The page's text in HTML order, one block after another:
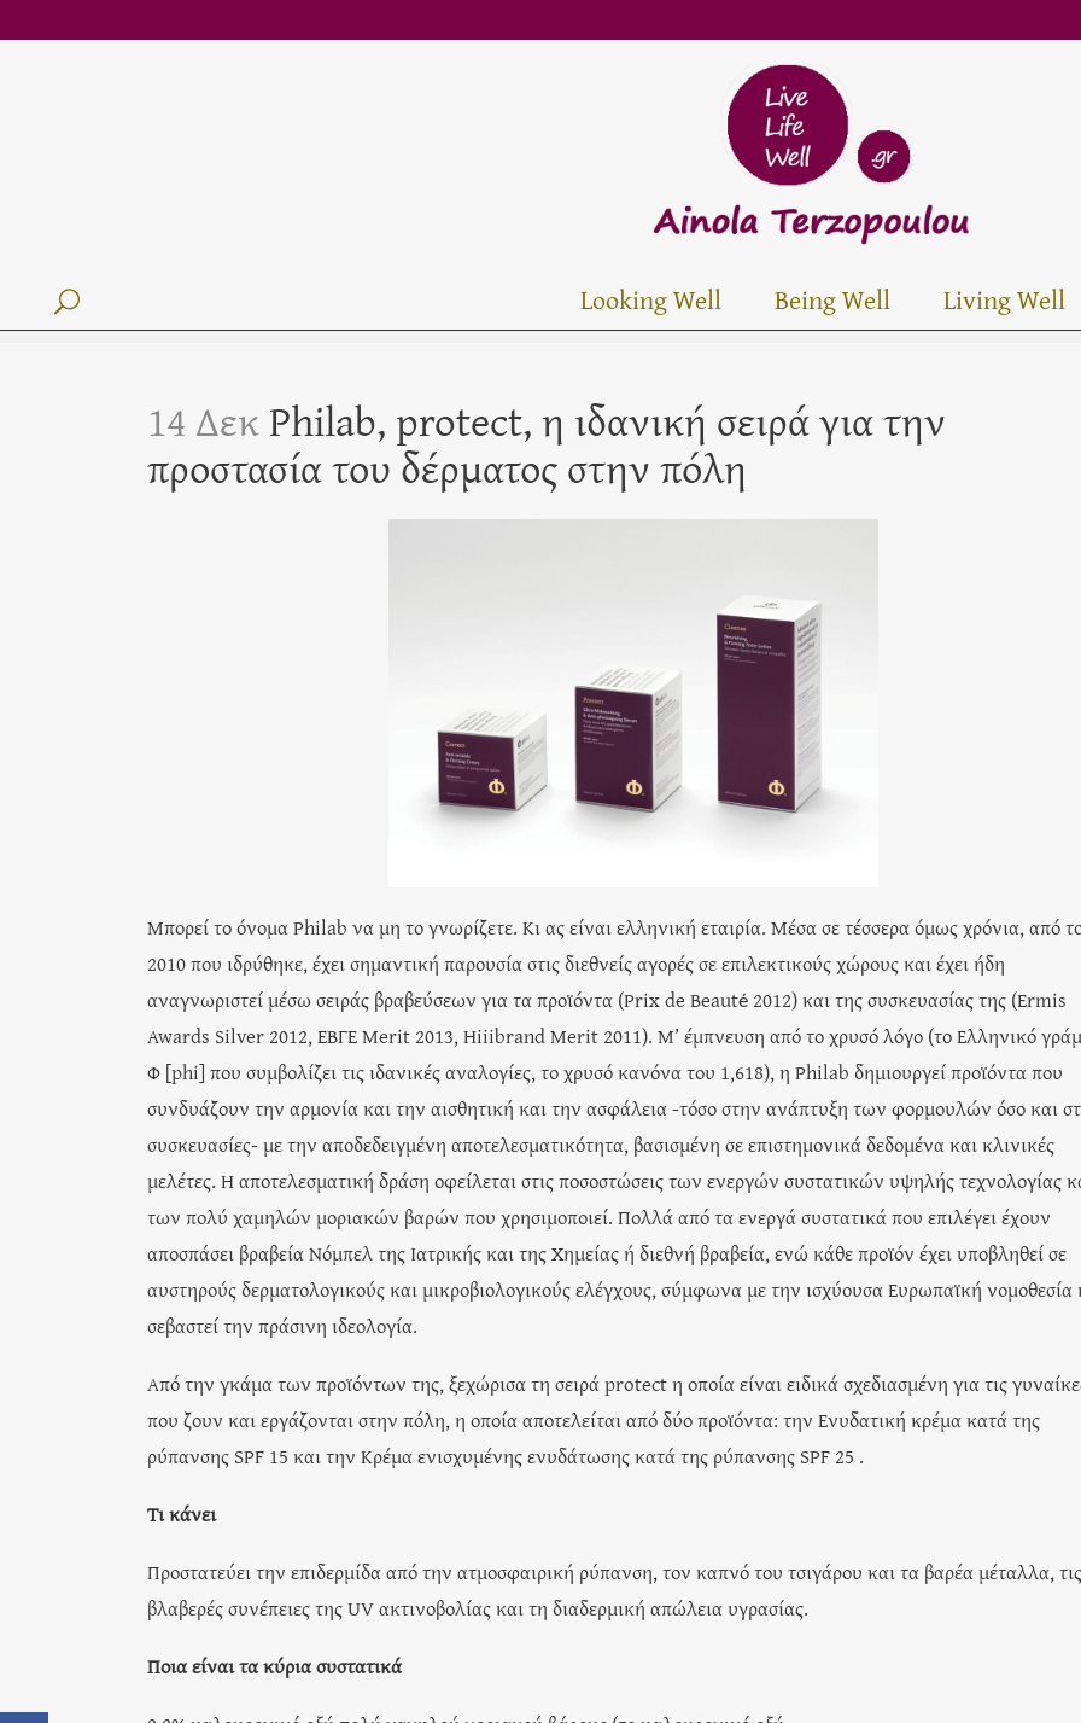
Looking Well Being Well Living Well
14 ΔεκPhilab, protect, η ιδανική σειρά για την
προστασία του δέρματος στην πόλη
Μπορεί το όνομα Philab να μη το γνωρίζετε. Κι ας είναι ελληνική εταιρία. Μέσα σε τέσσερα όμως χρόνια, από
2010 που ιδρύθηκε, έχει σημαντική παρουσία στις διεθνείς αγορές σε επιλεκτικούς χώρους και έχει ήδη
αναγνωριστεί μέσω σειράς βραβεύσεων για τα προϊόντα (Prix de Beauté 2012) και της συσκευασίας της (Ermis
Awards Silver 2012, EΒΓΕ Merit 2013, Hiiibrand Merit 2011). Μ’ έμπνευση από το χρυσό λόγο (το Ελληνικό
Φ [phi] που συμβολίζει τις ιδανικές αναλογίες, το χρυσό κανόνα του 1,618), η Philab δημιουργεί προϊόντα που
συνδυάζουν την αρμονία και την αισθητική και την ασφάλεια -τόσο στην ανάπτυξη των φορμουλών όσο και
συσκευασίες- με την αποδεδειγμένη αποτελεσματικότητα, βασισμένη σε επιστημονικά δεδομένα και κλινικές
μελέτες. Η αποτελεσματική δράση οφείλεται στις ποσοστώσεις των ενεργών συστατικών υψηλής τεχνολογίας
των πολύ χαμηλών μοριακών βαρών που χρησιμοποιεί. Πολλά από τα ενεργά συστατικά που επιλέγει έχουν
αποσπάσει βραβεία Νόμπελ της Ιατρικής και της Χημείας ή διεθνή βραβεία, ενώ κάθε προϊόν έχει υποβληθεί σε
αυστηρούς δερματολογικούς και μικροβιολογικούς ελέγχους, σύμφωνα με την ισχύουσα Ευρωπαϊκή νομοθεσία
σεβαστεί την πράσινη ιδεολογία.
Από την γκάμα των προϊόντων της, ξεχώρισα τη σειρά protect η οποία είναι ειδικά σχεδιασμένη για τις
που ζουν και εργάζονται στην πόλη, η οποία αποτελείται από δύο προϊόντα: την Ενυδατική κρέμα κατά της
ρύπανσης SPF 15 και την Κρέμα ενισχυμένης ενυδάτωσης κατά της ρύπανσης SPF 25 .
Τι κάνει
Προστατεύει την επιδερμίδα από την ατμοσφαιρική ρύπανση, τον καπνό του τσιγάρου και τα βαρέα μέταλλα, τις
βλαβερές συνέπειες της UV ακτινοβολίας και τη διαδερμική απώλεια υγρασίας.
Ποια είναι τα κύρια συστατικά